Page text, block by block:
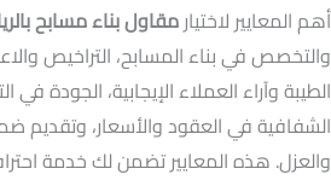
أهم المعايير لاختيارمقاول بناء مسابح
والتخصص في بناء المسابح، التراخيص
الطيبة وآراء العملاء الإيجابية، الجودة في
الشفافية في العقود والأسعار، وتقديم
والعزل. هذه المعايير تضمن لك خدمة